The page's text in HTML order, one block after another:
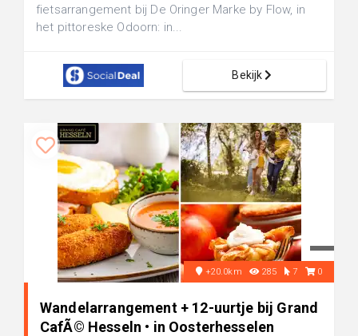
fietsarrangement bij De Oringer Marke by Flow, in
het pittoreske Odoorn: in...
Bekijk
+20.0km 285 7 0
Wandelarrangement + 12-uurtje bij Grand
CafÃ© Hesseln • in Oosterhesselen